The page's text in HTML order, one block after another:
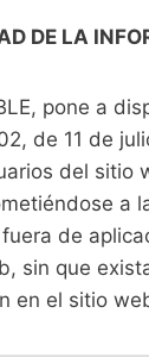
DE LA
pone a
de 11 de
del
a
de
sin que
el sitio